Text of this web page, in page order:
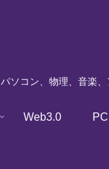
パソコン、物理、音楽
Web3.0